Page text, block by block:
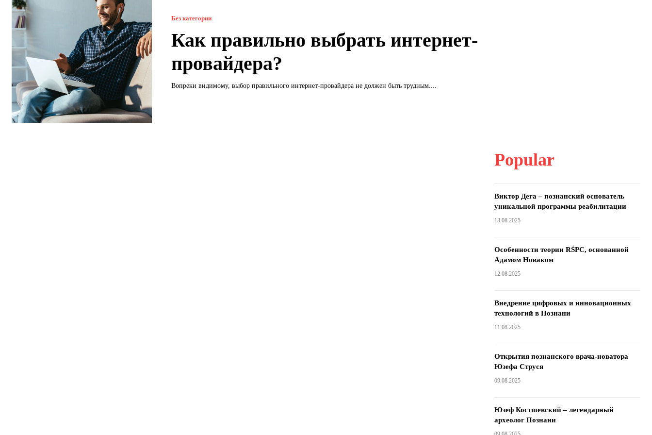
Без категории
Как правильно выбрать интернет-
провайдера?
Вопреки видимому, выбор правильного интернет-провайдера не должен быть трудным....
Popular
Виктор Дега – познанский основатель
уникальной программы реабилитации
13.08.2025
Особенности теории RŚPC, основанной
Адамом Новаком
12.08.2025
Внедрение цифровых и инновационных
технологий в Познани
11.08.2025
Открытия познанского врача-новатора
Юзефа Струся
09.08.2025
Юзеф Костшевский – легендарный
археолог Познани